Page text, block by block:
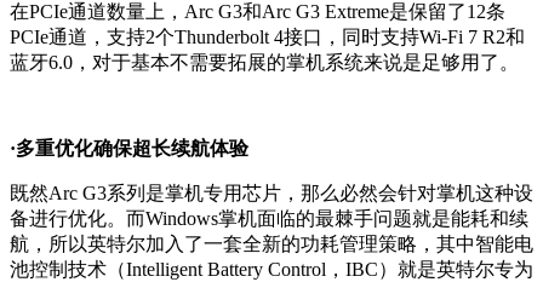
在PCIe通道数量上，Arc G3和Arc G3 Extreme是保留了12条
PCIe通道，支持2个Thunderbolt 4接口，同时支持Wi-Fi 7 R2和
蓝牙6.0，对于基本不需要拓展的掌机系统来说是足够用了。
·多重优化确保超长续航体验
既然Arc G3系列是掌机专用芯片，那么必然会针对掌机这种设
备进行优化。而Windows掌机面临的最棘手问题就是能耗和续
航，所以英特尔加入了一套全新的功耗管理策略，其中智能电
池控制技术（Intelligent Battery Control，IBC）就是英特尔专为